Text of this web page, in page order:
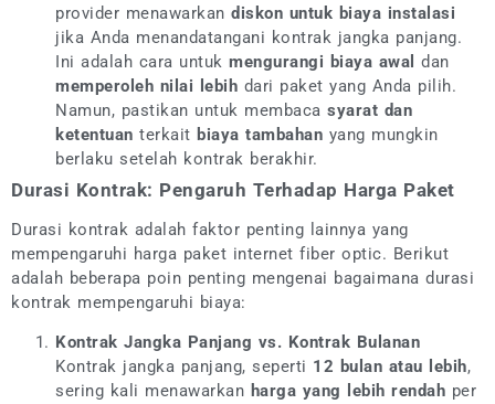
provider menawarkan diskon untuk biaya instalasi
jika Anda menandatangani kontrak jangka panjang.
Ini adalah cara untuk mengurangi biaya awal dan
memperoleh nilai lebih dari paket yang Anda pilih.
Namun, pastikan untuk membaca syarat dan
ketentuan terkait biaya tambahan yang mungkin
berlaku setelah kontrak berakhir.
Durasi Kontrak: Pengaruh Terhadap Harga Paket
Durasi kontrak adalah faktor penting lainnya yang
mempengaruhi harga paket internet fiber optic. Berikut
adalah beberapa poin penting mengenai bagaimana durasi
kontrak mempengaruhi biaya:
Kontrak Jangka Panjang vs. Kontrak Bulanan
Kontrak jangka panjang, seperti 12 bulan atau lebih,
sering kali menawarkan harga yang lebih rendah per